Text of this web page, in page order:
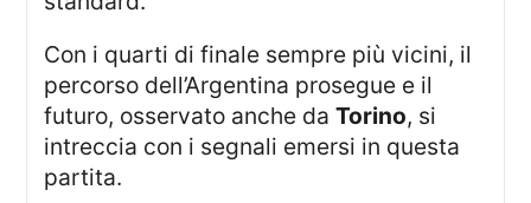
Con i quarti di finale sempre più vicini, il
percorso dell’Argentina prosegue e il
futuro, osservato anche daTorino, si
intreccia con i segnali emersi in questa
partita.